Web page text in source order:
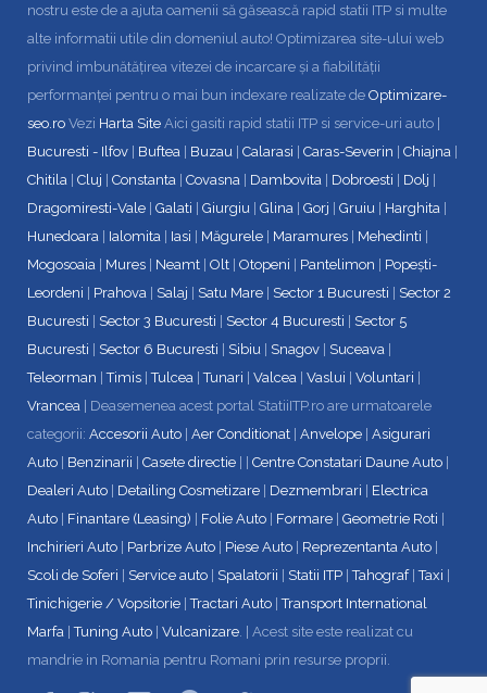
nostru este de a ajuta oamenii să găsească rapid statii ITP si multe
alte informatii utile din domeniul auto! Optimizarea site-ului web
privind imbunătățirea vitezei de incarcare și a fiabilității
performanței pentru o mai bun indexare realizate de Optimizare-
seo.ro Vezi Harta Site Aici gasiti rapid statii ITP si service-uri auto |
Bucuresti - Ilfov | Buftea | Buzau | Calarasi | Caras-Severin | Chiajna |
Chitila | Cluj | Constanta | Covasna | Dambovita | Dobroesti | Dolj |
Dragomiresti-Vale | Galati | Giurgiu | Glina | Gorj | Gruiu | Harghita |
Hunedoara | Ialomita | Iasi | Măgurele | Maramures | Mehedinti |
Mogosoaia | Mures | Neamt | Olt | Otopeni | Pantelimon | Popești-
Leordeni | Prahova | Salaj | Satu Mare | Sector 1 Bucuresti | Sector 2
Bucuresti | Sector 3 Bucuresti | Sector 4 Bucuresti | Sector 5
Bucuresti | Sector 6 Bucuresti | Sibiu | Snagov | Suceava |
Teleorman |Timis |Tulcea |Tunari | Valcea | Vaslui | Voluntari |
Vrancea | Deasemenea acest portal StatiiITP.ro are urmatoarele
categorii: Accesorii Auto | Aer Conditionat | Anvelope | Asigurari
Auto | Benzinarii | Casete directie | | Centre Constatari Daune Auto |
Dealeri Auto | Detailing Cosmetizare | Dezmembrari | Electrica
Auto | Finantare (Leasing) | Folie Auto | Formare | Geometrie Roti |
Inchirieri Auto | Parbrize Auto | Piese Auto | Reprezentanta Auto |
Scoli de Soferi | Service auto | Spalatorii | Statii ITP |Tahograf|Taxi |
Tinichigerie / Vopsitorie |Tractari Auto |Transport International
Marfa |Tuning Auto | Vulcanizare . | Acest site este realizat cu
mandrie in Romania pentru Romani prin resurse proprii.